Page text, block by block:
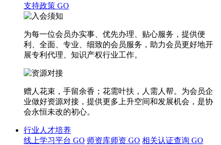
支持政策 GO
为每一位会员办实事、优先办理、贴心服务，提供便
利、全面、专业、细致的会员服务，助力会员更好地开
展专利代理、知识产权行业工作。
赠人花束，手留余香；花需叶扶，人需人帮。为会员企
业做好资源对接，提供更多上升空间和发展机会，是协
会永恒未改的初心。
行业人才培养
线上学习平台 GO 师资库师资 GO 相关认证查询 GO